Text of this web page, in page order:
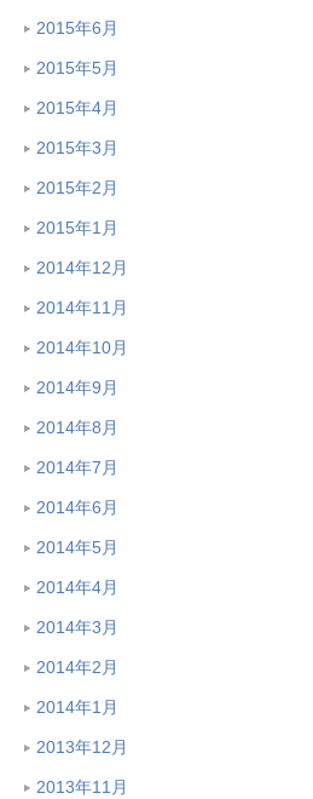
2015年6月
2015年5月
2015年4月
2015年3月
2015年2月
2015年1月
2014年12月
2014年11月
2014年10月
2014年9月
2014年8月
2014年7月
2014年6月
2014年5月
2014年4月
2014年3月
2014年2月
2014年1月
2013年12月
2013年11月